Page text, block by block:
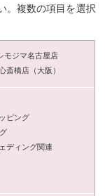
。複数の項目を選択
モジマ名古屋店
斎橋店（大阪）
ピング
ディング関連